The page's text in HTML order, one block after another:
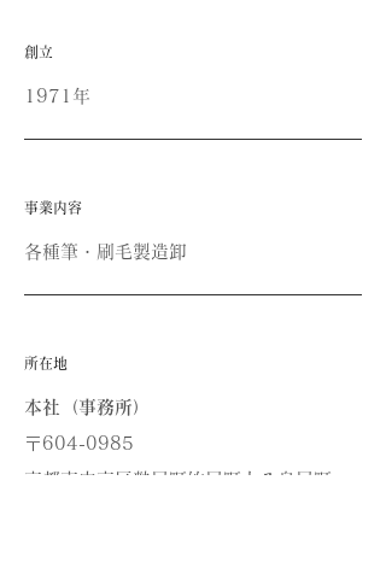
創立
1971年
事業内容
​各種筆・刷毛製造卸
所在地
本社（事務所）
〒604-0985
京都市中京区麩屋町竹屋町上る舟屋町